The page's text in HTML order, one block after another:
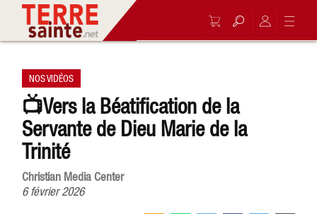
NOS VIDÉOS
📺Vers la Béatification de la
Servante de Dieu Marie de la
Trinité
Christian Media Center
6 février 2026